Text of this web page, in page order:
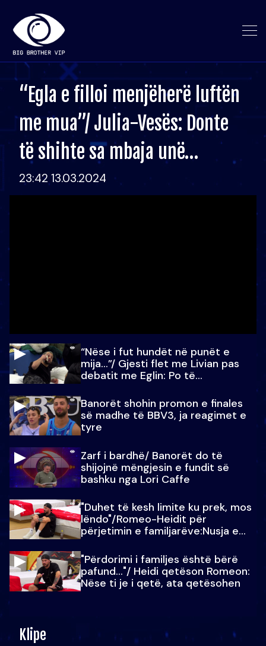
“Egla e filloi menjëherë luftën
me mua”/ Julia-Vesës: Donte
të shihte sa mbaja unë…
23:42 13.03.2024
“Nëse i fut hundët në punët e
mija…”/ Gjesti flet me Livian pas
debatit me Eglin: Po të
Banorët shohin promon e finales
së madhe të BBV3, ja reagimet e
tyre
Zarf i bardhë/ Banorët do të
shijojnë mëngjesin e fundit së
bashku nga Lori Caffe
"Duhet të kesh limite ku prek, mos
lëndo"/Romeo-Heidit për
përjetimin e familjarëve:Nusja e
"Përdorimi i familjes është bërë
pafund…"/ Heidi qetëson Romeon:
Nëse ti je i qetë, ata qetësohen
Klipe